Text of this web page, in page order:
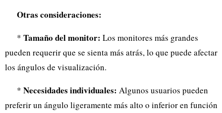
Otras consideraciones:
* Tamaño del monitor: Los monitores más grandes
pueden requerir que se sienta más atrás, lo que puede afectar
los ángulos de visualización.
* Necesidades individuales: Algunos usuarios pueden
preferir un ángulo ligeramente más alto o inferior en función